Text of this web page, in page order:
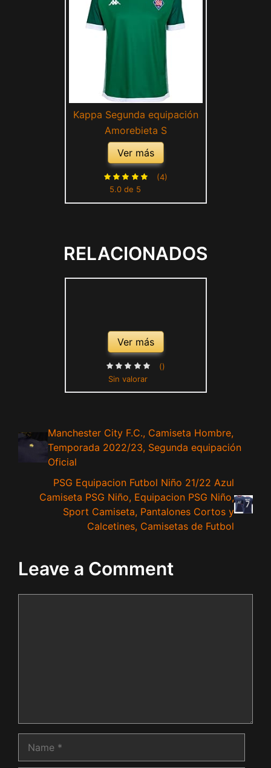
Kappa Segunda equipación
Amorebieta S
Ver más
5.0 de 5
(4)
RELACIONADOS
Ver más
Sin valorar
()
Manchester City F.C., Camiseta Hombre,
Temporada 2022/23, Segunda equipación
Oficial
PSG Equipacion Futbol Niño 21/22 Azul
Camiseta PSG Niño, Equipacion PSG Niño,
Sport Camiseta, Pantalones Cortos y
Calcetines, Camisetas de Futbol
Leave a Comment